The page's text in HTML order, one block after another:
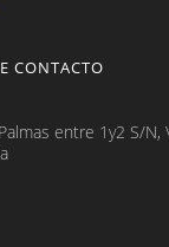
CONTACTO
entre 1y2 S/N,